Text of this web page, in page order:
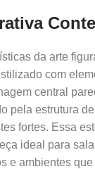
da arte
com
central
pela estrutura
fortes. Essa
ideal para
e ambientes